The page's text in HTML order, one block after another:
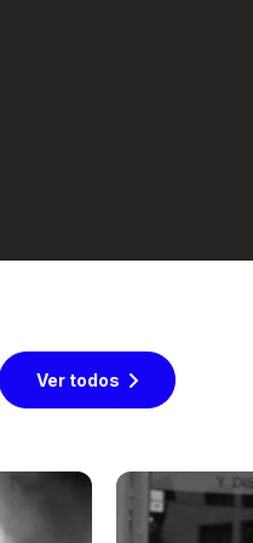
Ver todos